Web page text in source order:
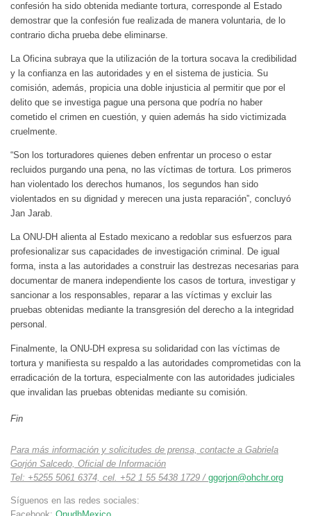
confesión ha sido obtenida mediante tortura, corresponde al Estado
demostrar que la confesión fue realizada de manera voluntaria, de lo
contrario dicha prueba debe eliminarse.
La Oficina subraya que la utilización de la tortura socava la credibilidad
y la confianza en las autoridades y en el sistema de justicia. Su
comisión, además, propicia una doble injusticia al permitir que por el
delito que se investiga pague una persona que podría no haber
cometido el crimen en cuestión, y quien además ha sido victimizada
cruelmente.
“Son los torturadores quienes deben enfrentar un proceso o estar
recluidos purgando una pena, no las víctimas de tortura. Los primeros
han violentado los derechos humanos, los segundos han sido
violentados en su dignidad y merecen una justa reparación”, concluyó
Jan Jarab.
La ONU-DH alienta al Estado mexicano a redoblar sus esfuerzos para
profesionalizar sus capacidades de investigación criminal. De igual
forma, insta a las autoridades a construir las destrezas necesarias para
documentar de manera independiente los casos de tortura, investigar y
sancionar a los responsables, reparar a las víctimas y excluir las
pruebas obtenidas mediante la transgresión del derecho a la integridad
personal.
Finalmente, la ONU-DH expresa su solidaridad con las víctimas de
tortura y manifiesta su respaldo a las autoridades comprometidas con la
erradicación de la tortura, especialmente con las autoridades judiciales
que invalidan las pruebas obtenidas mediante su comisión.
Fin
Para más información y solicitudes de prensa, contacte a Gabriela
Gorjón Salcedo, Oficial de Información
Tel: +5255 5061 6374, cel. +52 1 55 5438 1729 / ggorjon@ohchr.org
Síguenos en las redes sociales: